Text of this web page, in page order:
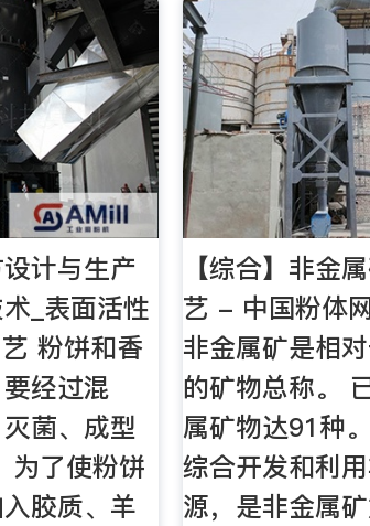
计与生产
_表面活性
粉饼和香
经过混
菌、成型
为了使粉饼
胶质、羊
【综合】非金
艺 - 中国粉体
非金属矿是相
的矿物总称。
属矿物达91种
综合开发和利
源，是非金属